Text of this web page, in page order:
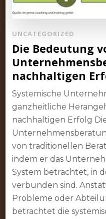
UNCATEGORIZED
Die Bedeutung
nachhaltigen
Systemische
ganzheitliche
nachhaltigen Erfolg
von traditionellen
indem er das
System betrachtet, in
verbunden sind.
Probleme oder
betrachtet die